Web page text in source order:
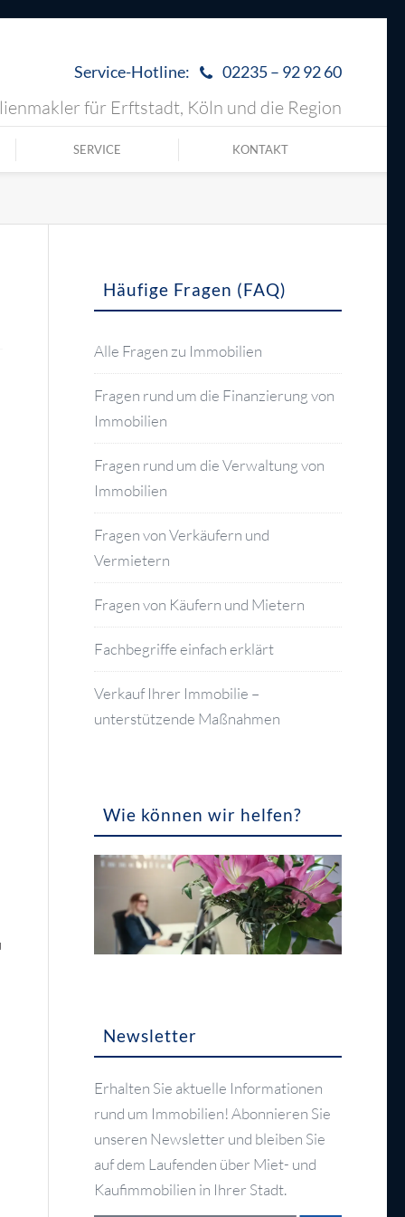
Service-Hotline: 02235 – 92 92 60
für Erftstadt, Köln und die Region
SERVICE KONTAKT
Häufige Fragen (FAQ)
Alle Fragen zu Immobilien
Fragen rund um die Finanzierung von
Immobilien
Fragen rund um die Verwaltung von
Immobilien
Fragen von Verkäufern und
Vermietern
Fragen von Käufern und Mietern
Fachbegriffe einfach erklärt
Verkauf Ihrer Immobilie –
unterstützende Maßnahmen
Wie können wir helfen?
Newsletter
Erhalten Sie aktuelle Informationen
rund um Immobilien! Abonnieren Sie
unseren Newsletter und bleiben Sie
auf dem Laufenden über Miet- und
Kaufimmobilien in Ihrer Stadt.